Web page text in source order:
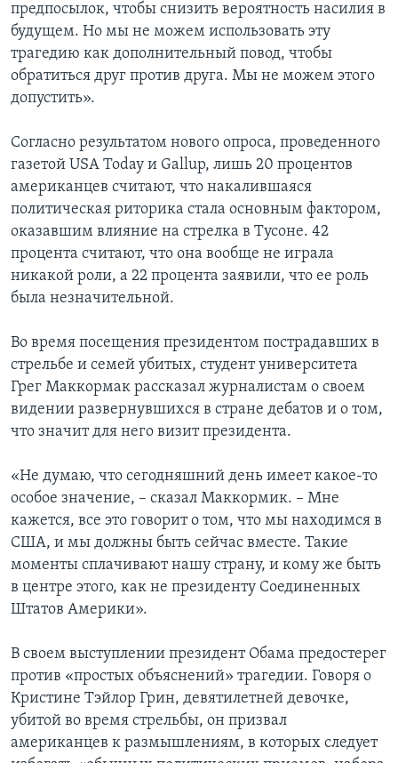
предпосылок, чтобы снизить вероятность насилия в
будущем. Но мы не можем использовать эту
трагедию как дополнительный повод, чтобы
обратиться друг против друга. Мы не можем этого
допустить».
Согласно результатом нового опроса, проведенного
газетой USA Today и Gallup, лишь 20 процентов
американцев считают, что накалившаяся
политическая риторика стала основным фактором,
оказавшим влияние на стрелка в Тусоне. 42
процента считают, что она вообще не играла
никакой роли, а 22 процента заявили, что ее роль
была незначительной.
Во время посещения президентом пострадавших в
стрельбе и семей убитых, студент университета
Грег Маккормак рассказал журналистам о своем
видении развернувшихся в стране дебатов и о том,
что значит для него визит президента.
«Не думаю, что сегодняшний день имеет какое-то
особое значение, – сказал Маккормик. – Мне
кажется, все это говорит о том, что мы находимся в
США, и мы должны быть сейчас вместе. Такие
моменты сплачивают нашу страну, и кому же быть
в центре этого, как не президенту Соединенных
Штатов Америки».
В своем выступлении президент Обама предостерег
против «простых объяснений» трагедии. Говоря о
Кристине Тэйлор Грин, девятилетней девочке,
убитой во время стрельбы, он призвал
американцев к размышлениям, в которых следует